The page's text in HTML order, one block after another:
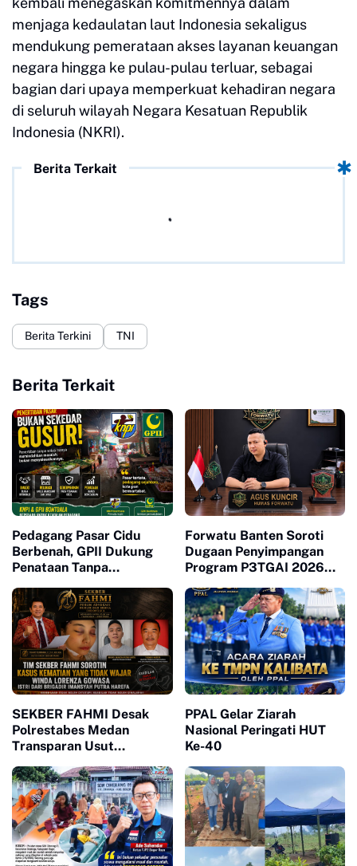
menjaga kedaulatan laut Indonesia sekaligus
mendukung pemerataan akses layanan keuangan
negara hingga ke pulau-pulau terluar, sebagai
bagian dari upaya memperkuat kehadiran negara
di seluruh wilayah Negara Kesatuan Republik
Indonesia (NKRI).
Berita Terkait
Tags
Berita Terkini TNI
Berita Terkait
Pedagang Pasar Cidu
Berbenah, GPII Dukung
Penataan Tanpa
Forwatu Banten Soroti
Dugaan Penyimpangan
Program P3TGAI 2026
SEKBER FAHMI Desak
Polrestabes Medan
Transparan Usut
PPAL Gelar Ziarah
Nasional Peringati HUT
Ke-40